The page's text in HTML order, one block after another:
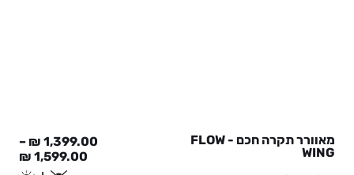
מאוורר תקרה חכם - FLOW
WING
1,399.00
₪
–
1,599.00
₪